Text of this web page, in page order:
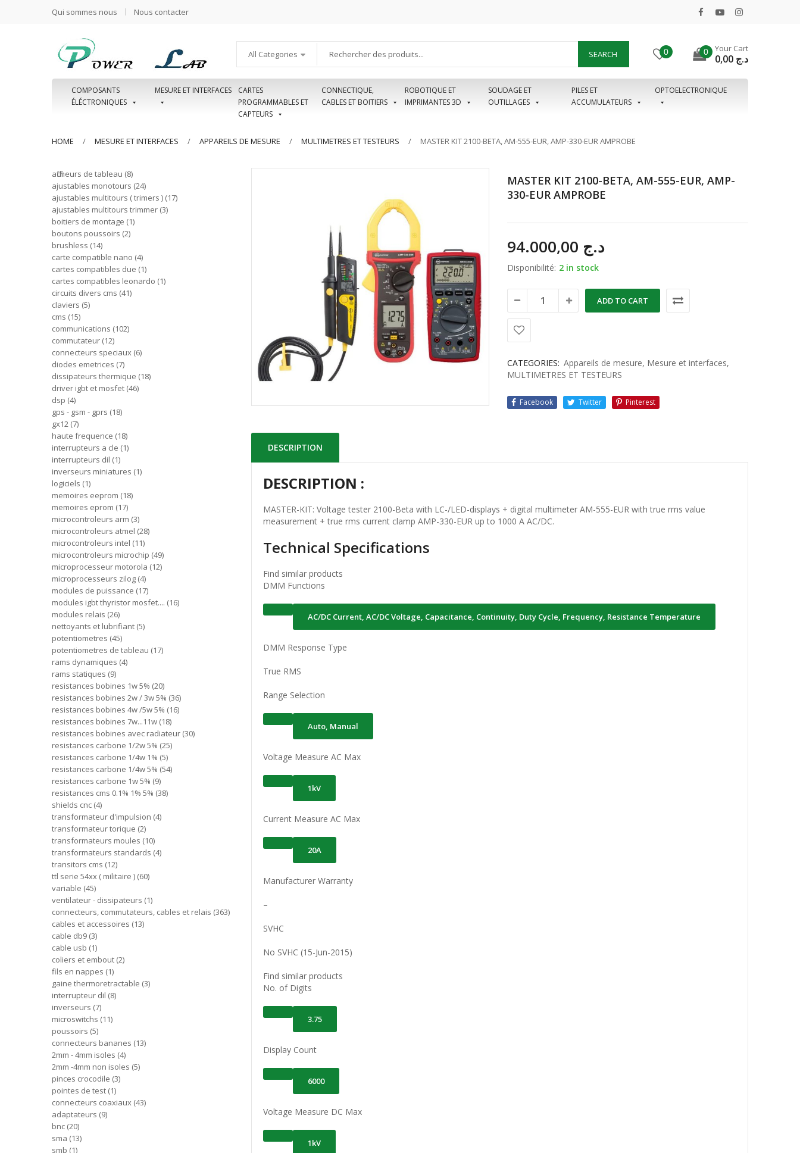
Qui sommes nous Nous contacter
All Categories SEARCH 0 0 Your Cart
د.ج
COMPOSANTS
ÉLÉCTRONIQUES
MESURE ET INTERFACES
CARTES
PROGRAMMABLES ET
CAPTEURS
CONNECTIQUE,
CABLES ET BOITIERS
ROBOTIQUE ET
IMPRIMANTES 3D
SOUDAGE ET
OUTILLAGES
PILES ET
ACCUMULATEURS
OPTOELECTRONIQUE
HOME MESURE ET INTERFACES APPAREILS DE MESURE MULTIMETRES ET TESTEURS MASTER KIT 2100-BETA, AM-555-EUR, AMP-330-EUR AMPROBE
MASTER KIT 2100-BETA, AM-555-EUR, AMP-
330-EUR AMPROBE
د.ج
Disponibilité: 2 in stock
ADD TO CART
CATEGORIES: Appareils de mesure, Mesure et interfaces,
MULTIMETRES ET TESTEURS
Facebook Twitter Pinterest
DESCRIPTION
DESCRIPTION :
MASTER-KIT: Voltage tester 2100-Beta with LC-/LED-displays + digital multimeter AM-555-EUR with true rms value
measurement + true rms current clamp AMP-330-EUR up to 1000 A AC/DC.
Technical Specifications
Find similar products
DMM Functions
AC/DC Current, AC/DC Voltage, Capacitance, Continuity, Duty Cycle, Frequency, Resistance Temperature
DMM Response Type
True RMS
Range Selection
Auto, Manual
Voltage Measure AC Max
1kV
Current Measure AC Max
20A
Manufacturer Warranty
–
SVHC
No SVHC (15-Jun-2015)
Find similar products
No. of Digits
3.75
Display Count
6000
Voltage Measure DC Max
1kV
afficheurs de tableau 8
ajustables monotours 24
ajustables multitours ( trimers ) 17
ajustables multitours trimmer 3
boitiers de montage 1
boutons poussoirs 2
brushless 14
carte compatible nano 4
cartes compatibles due 1
cartes compatibles leonardo 1
circuits divers cms 41
claviers 5
cms 15
communications 102
commutateur 12
connecteurs speciaux 6
diodes emetrices 7
dissipateurs thermique 18
driver igbt et mosfet 46
dsp 4
gps - gsm - gprs 18
gx12 7
haute frequence 18
interrupteurs a cle 1
interrupteurs dil 1
inverseurs miniatures 1
logiciels 1
memoires eeprom 18
memoires eprom 17
microcontroleurs arm 3
microcontroleurs atmel 28
microcontroleurs intel 11
microcontroleurs microchip 49
microprocesseur motorola 12
microprocesseurs zilog 4
modules de puissance 17
modules igbt thyristor mosfet.... 16
modules relais 26
nettoyants et lubrifiant 5
potentiometres 45
potentiometres de tableau 17
rams dynamiques 4
rams statiques 9
resistances bobines 1w 5% 20
resistances bobines 2w / 3w 5% 36
resistances bobines 4w /5w 5% 16
resistances bobines 7w...11w 18
resistances bobines avec radiateur 30
resistances carbone 1/2w 5% 25
resistances carbone 1/4w 1% 5
resistances carbone 1/4w 5% 54
resistances carbone 1w 5% 9
resistances cms 0.1% 1% 5% 38
shields cnc 4
transformateur d'impulsion 4
transformateur torique 2
transformateurs moules 10
transformateurs standards 4
transitors cms 12
ttl serie 54xx ( militaire ) 60
variable 45
ventilateur - dissipateurs 1
connecteurs, commutateurs, cables et relais 363
cables et accessoires 13
cable db9 3
cable usb 1
coliers et embout 2
fils en nappes 1
gaine thermoretractable 3
interrupteur dil 8
inverseurs 7
microswitchs 11
poussoirs 5
connecteurs bananes 13
2mm - 4mm isoles 4
2mm -4mm non isoles 5
pinces crocodile 3
pointes de test 1
connecteurs coaxiaux 43
adaptateurs 9
bnc 20
sma 13
smb 1